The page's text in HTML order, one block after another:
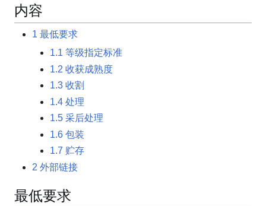
内容
1 最低要求
1.1 等级指定标准
1.2 收获成熟度
1.3 收割
1.4 处理
1.5 采后处理
1.6 包装
1.7 贮存
2 外部链接
最低要求